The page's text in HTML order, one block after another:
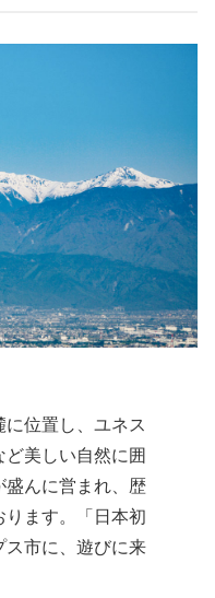
位置し、ユネス
美しい自然に囲
盛んに営まれ、歴
ります。「日本初
ス市に、遊びに来